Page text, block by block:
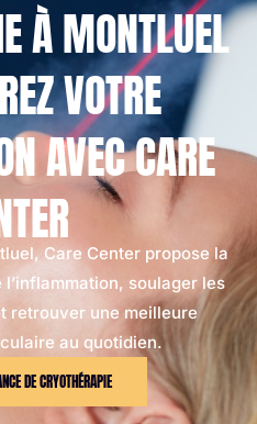
À MONTLUEL
VOTRE
AVEC CARE
Care Center propose la
soulager les
retrouver une meilleure
au quotidien.
DE CRYOTHÉRAPIE